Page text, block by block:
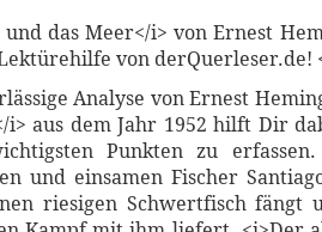
das Meer</i> von Ernest
von derQuerleser.de!
Analyse von Ernest
i> aus dem Jahr 1952 hilft Dir
Punkten zu
und einsamen Fischer
riesigen Schwertfisch fängt